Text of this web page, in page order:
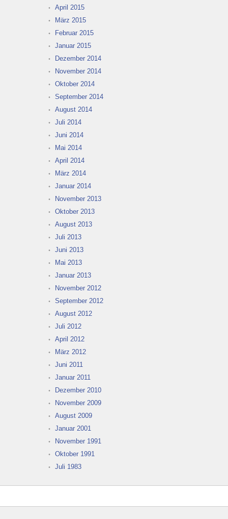
April 2015
März 2015
Februar 2015
Januar 2015
Dezember 2014
November 2014
Oktober 2014
September 2014
August 2014
Juli 2014
Juni 2014
Mai 2014
April 2014
März 2014
Januar 2014
November 2013
Oktober 2013
August 2013
Juli 2013
Juni 2013
Mai 2013
Januar 2013
November 2012
September 2012
August 2012
Juli 2012
April 2012
März 2012
Juni 2011
Januar 2011
Dezember 2010
November 2009
August 2009
Januar 2001
November 1991
Oktober 1991
Juli 1983